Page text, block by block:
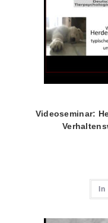
Videoseminar: